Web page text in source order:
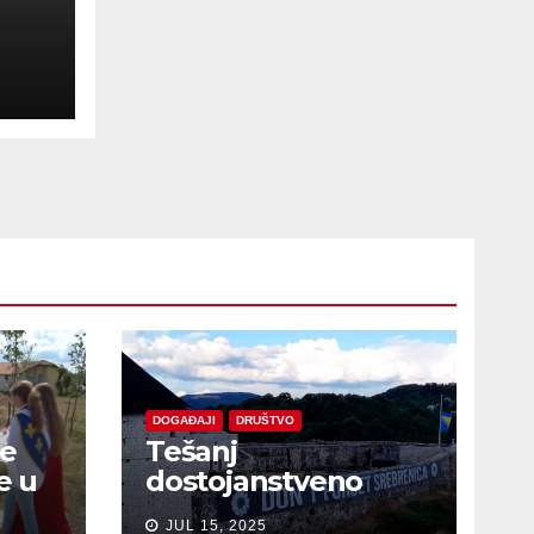
u
DOGAĐAJI DRUŠTVO
Tešanj
dostojanstveno
obilježio Dan
JUL 15, 2025